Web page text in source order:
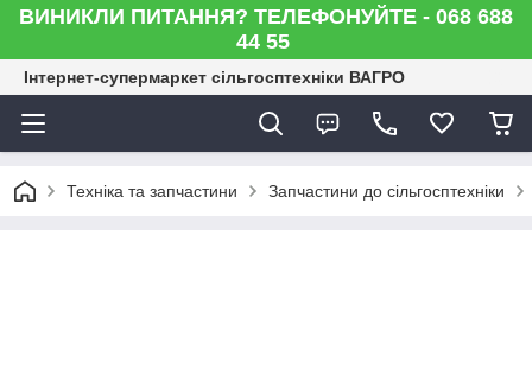
ВИНИКЛИ ПИТАННЯ? ТЕЛЕФОНУЙТЕ - 068 688
44 55
Інтернет-супермаркет сільгосптехніки ВАГРО
Техніка та запчастини Запчастини до сільгосптехніки